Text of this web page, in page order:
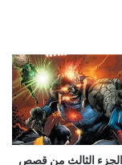
الجزء الثالث من قصص